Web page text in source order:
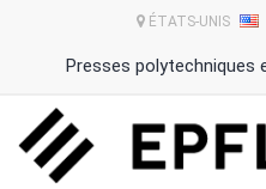
ÉTATS-UNIS
Presses polytechniques